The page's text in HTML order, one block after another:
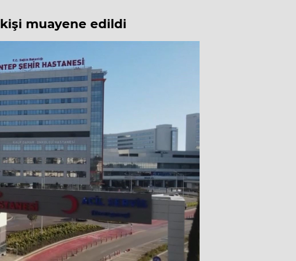
muayene edildi